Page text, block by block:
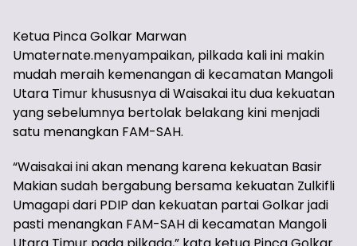
Ketua Pinca Golkar Marwan
Umaternate.menyampaikan, pilkada kali ini makin
mudah meraih kemenangan di kecamatan Mangoli
Utara Timur khususnya di Waisakai itu dua kekuatan
yang sebelumnya bertolak belakang kini menjadi
satu menangkan FAM-SAH.
“Waisakai ini akan menang karena kekuatan Basir
Makian sudah bergabung bersama kekuatan Zulkifli
Umagapi dari PDIP dan kekuatan partai Golkar jadi
pasti menangkan FAM-SAH di kecamatan Mangoli